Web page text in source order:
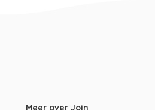
Meer over Join